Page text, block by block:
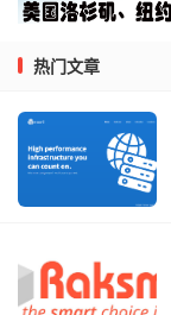
热门文章